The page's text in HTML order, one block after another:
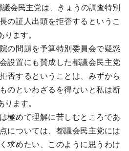
会民主党は、きょうの調査特別
の証人出頭を拒否するというこ
ります。
の問題を予算特別委員会で疑惑
設置にも賛成した都議会民主党
否するということは、みずから
のといわざるを得ないと私は断
ます。
極めて理解に苦しむところであ
については、都議会民主党には
求めたい、このように思うわけ